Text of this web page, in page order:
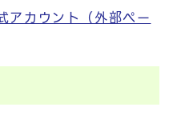
アカウント（外部ペー